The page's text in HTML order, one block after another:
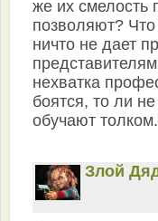
же их смелость
позволяют?
ничто не дает
нехватка
боятся, то ли
обучают толком.
Злой